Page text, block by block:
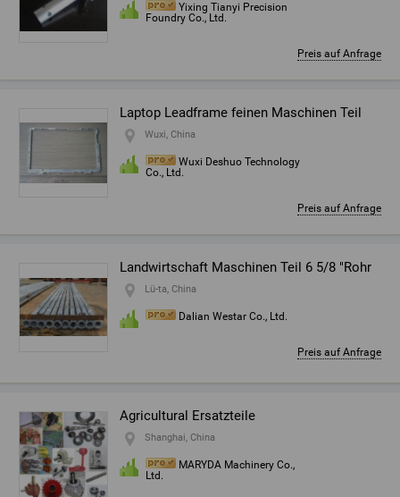
Yixing Tianyi Precision
Foundry Co., Ltd.
Preis auf Anfrage
Laptop Leadframe feinen Maschinen Teil
Wuxi, China
Wuxi Deshuo Technology
Co., Ltd.
Preis auf Anfrage
Landwirtschaft Maschinen Teil 6 5/8 "Rohr
Lü-ta, China
Dalian Westar Co., Ltd.
Preis auf Anfrage
Agricultural Ersatzteile
Shanghai, China
MARYDA Machinery Co.,
Ltd.